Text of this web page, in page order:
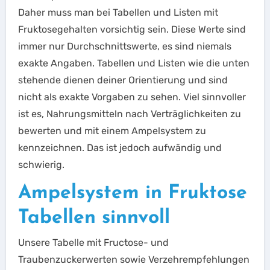
Daher muss man bei Tabellen und Listen mit
Fruktosegehalten vorsichtig sein. Diese Werte sind
immer nur Durchschnittswerte, es sind niemals
exakte Angaben. Tabellen und Listen wie die unten
stehende dienen deiner Orientierung und sind
nicht als exakte Vorgaben zu sehen. Viel sinnvoller
ist es, Nahrungsmitteln nach Verträglichkeiten zu
bewerten und mit einem Ampelsystem zu
kennzeichnen. Das ist jedoch aufwändig und
schwierig.
Ampelsystem in Fruktose
Tabellen sinnvoll
Unsere Tabelle mit Fructose- und
Traubenzuckerwerten sowie Verzehrempfehlungen